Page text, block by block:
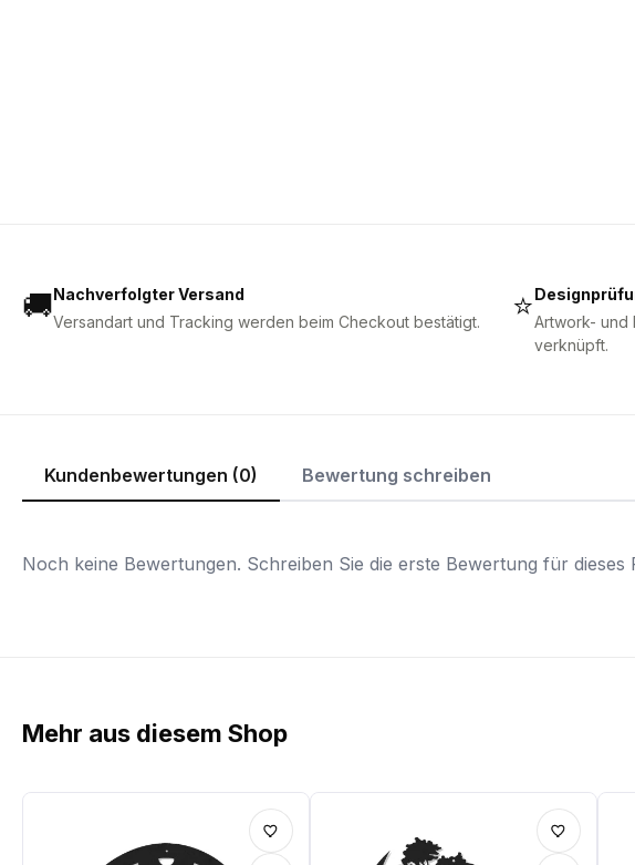
🚚Nachverfolgter Versand
Versandart und Tracking werden beim Checkout bestätigt.
⭐Artwork- und
verknüpft.
Kundenbewertungen (0) Bewertung schreiben
Noch keine Bewertungen. Schreiben Sie die erste Bewertung für dieses
Mehr aus diesem Shop